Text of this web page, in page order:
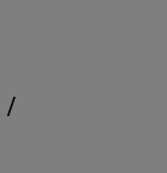
/